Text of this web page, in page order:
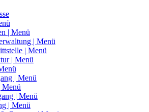
| Menü
| Menü
| Menü
| Menü
| Menü
Menü
| Menü
| Menü